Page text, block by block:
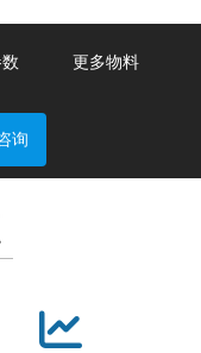
更多物料
询